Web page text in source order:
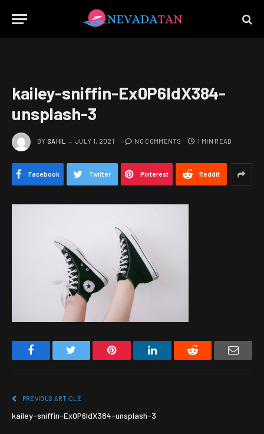
kailey-sniffin-Ex0P6ldX384-
unsplash-3
BY SAHIL JULY 1, 2021 NO COMMENTS 1 MIN READ
Facebook Twitter Pinterest Reddit
Facebook Pinterest LinkedIn Reddit Email
PREVIOUS ARTICLE
kailey-sniffin-Ex0P6ldX384-unsplash-3